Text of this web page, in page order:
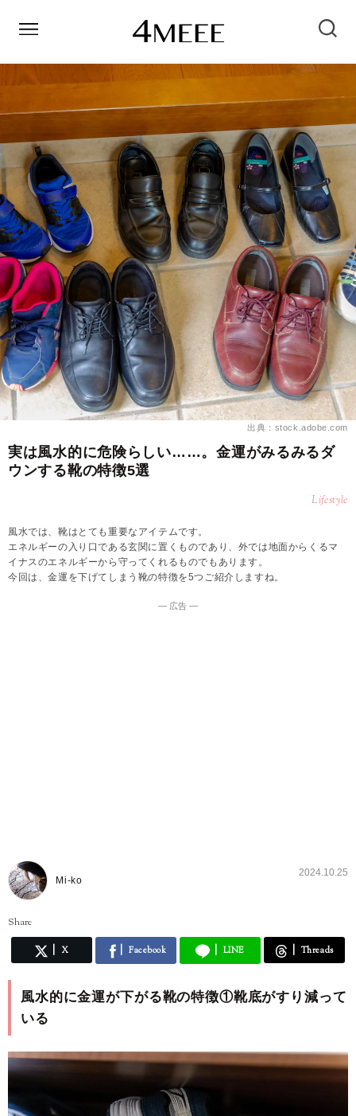
出典：stock.adobe.com
実は風水的に危険らしい……。金運がみるみるダ
ウンする靴の特徴5選
Lifestyle
風水では、靴はとても重要なアイテムです。
エネルギーの入り口である玄関に置くものであり、外では地面からくるマ
イナスのエネルギーから守ってくれるものでもあります。
今回は、金運を下げてしまう靴の特徴を5つご紹介しますね。
― 広告 ―
Mi-ko
2024.10.25
Share
X Facebook LINE Threads
風水的に金運が下がる靴の特徴①靴底がすり減って
いる